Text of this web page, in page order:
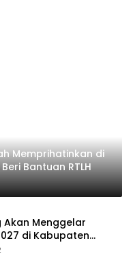
Memprihatinkan di
Bantuan RTLH
Akan Menggelar
di Kabupaten